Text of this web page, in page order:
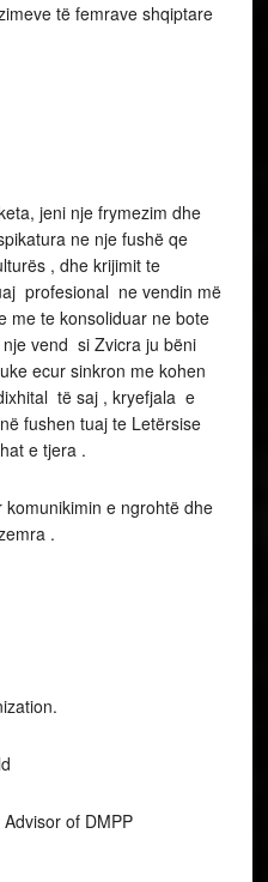
të femrave shqiptare
jeni nje frymezim dhe
ne nje fushë qe
, dhe krijimit te
profesional ne vendin më
me te konsoliduar ne bote
vend si Zvicra ju bëni
ecur sinkron me kohen
të saj , kryefjala e
fushen tuaj te Letërsise
e tjera .
e ngrohtë dhe
.
of DMPP